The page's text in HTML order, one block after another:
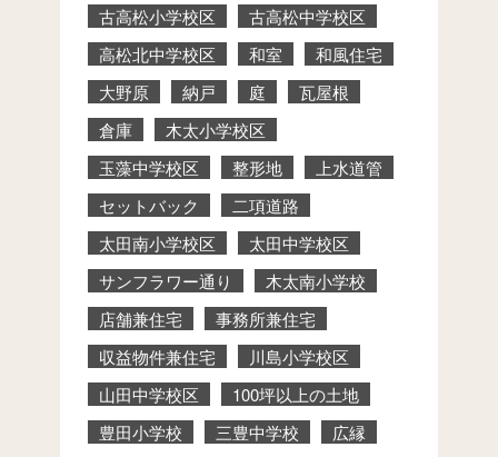
古高松小学校区
古高松中学校区
高松北中学校区
和室
和風住宅
大野原
納戸 庭
瓦屋根
倉庫
木太小学校区
玉藻中学校区
整形地
上水道管
セットバック
二項道路
太田南小学校区
太田中学校区
サンフラワー通り
木太南小学校
店舗兼住宅
事務所兼住宅
収益物件兼住宅
川島小学校区
山田中学校区
100坪以上の土地
豊田小学校
三豊中学校
広縁